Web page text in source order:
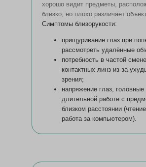
хорошо видит предметы,
близко, но плохо различает
Симптомы близорукости:
прищуривание глаз при
рассмотреть удалённые
потребность в частой
контактных линз из-за
зрения;
напряжение глаз,
длительной работе с
близком расстоянии
работа за компьютером).